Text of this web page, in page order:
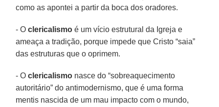
como as apontei a partir da boca dos oradores.
- Oclericalismo é um vício estrutural da Igreja e
ameaça a tradição, porque impede que Cristo “saia”
das estruturas que o oprimem.
- Oclericalismo nasce do “sobreaquecimento
autoritário” do antimodernismo, que é uma forma
mentis nascida de um mau impacto com o mundo,